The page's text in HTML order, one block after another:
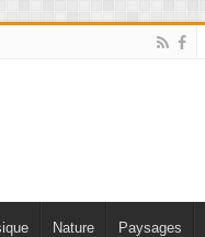
Nature Paysages